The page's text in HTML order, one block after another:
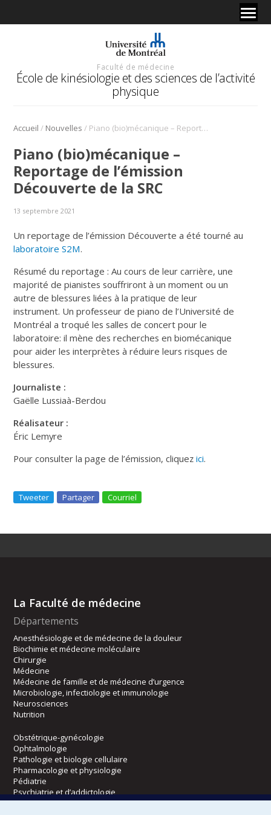
Faculté de médecine
École de kinésiologie et des sciences de l’activité
physique
Accueil / Nouvelles / Piano (bio)mécanique – Reportage de l’émission Découverte de la SRC
Piano (bio)mécanique –
Reportage de l’émission
Découverte de la SRC
13 septembre 2021
Un reportage de l’émission Découverte a été tourné au
laboratoire S2M.
Résumé du reportage : Au cours de leur carrière, une
majorité de pianistes souffriront à un moment ou un
autre de blessures liées à la pratique de leur
instrument. Un professeur de piano de l’Université de
Montréal a troqué les salles de concert pour le
laboratoire: il mène des recherches en biomécanique
pour aider les interprètes à réduire leurs risques de
blessures.
Journaliste :
Gaëlle Lussiaà-Berdou
Réalisateur :
Éric Lemyre
Pour consulter la page de l’émission, cliquezici.
Tweeter Partager Courriel
La Faculté de médecine
Départements
Anesthésiologie et de médecine de la douleur
Biochimie et médecine moléculaire
Chirurgie
Médecine
Médecine de famille et de médecine d’urgence
Microbiologie, infectiologie et immunologie
Neurosciences
Nutrition
Obstétrique-gynécologie
Ophtalmologie
Pathologie et biologie cellulaire
Pharmacologie et physiologie
Pédiatrie
Psychiatrie et d’addictologie
Radiologie, radio-oncologie et médecine nucléaire